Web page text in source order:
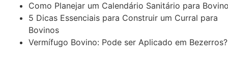
Como Planejar um Calendário Sanitário para
5 Dicas Essenciais para Construir um Curral para
Bovinos
Vermífugo Bovino: Pode ser Aplicado em Bezerros?